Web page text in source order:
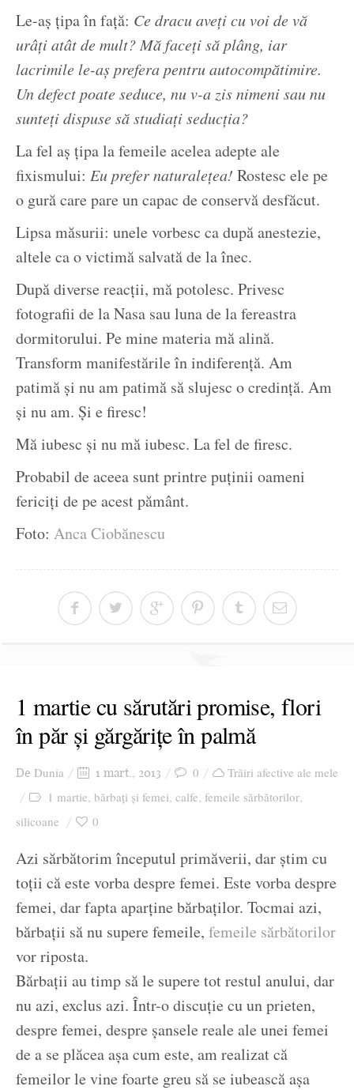
Le-aș țipa în față: Ce dracu aveți cu voi de vă
urâți atât de mult? Mă faceți să plâng, iar
lacrimile le-aș prefera pentru autocompătimire.
Un defect poate seduce, nu v-a zis nimeni sau nu
sunteți dispuse să studiați seducția?
La fel aș țipa la femeile acelea adepte ale
fixismului: Eu prefer naturalețea! Rostesc ele pe
o gură care pare un capac de conservă desfăcut.
Lipsa măsurii: unele vorbesc ca după anestezie,
altele ca o victimă salvată de la înec.
După diverse reacții, mă potolesc. Privesc
fotografii de la Nasa sau luna de la fereastra
dormitorului. Pe mine materia mă alină.
Transform manifestările în indiferență. Am
patimă și nu am patimă să slujesc o credință. Am
și nu am. Și e firesc!
Mă iubesc și nu mă iubesc. La fel de firesc.
Probabil de aceea sunt printre puținii oameni
fericiți de pe acest pământ.
Foto: Anca Ciobănescu
1 martie cu sărutări promise, flori
în păr și gărgărițe în palmă
De Dunia 1 mart., 2013 0
Trăiri afective ale mele
1 martie bărbați și femei calfe femeile sărbătorilor
silicoane 0
Azi sărbătorim începutul primăverii, dar știm cu
toții că este vorba despre femei. Este vorba despre
femei, dar fapta aparține bărbaților. Tocmai azi,
bărbații să nu supere femeile, femeile sărbătorilor
vor riposta.
Bărbații au timp să le supere tot restul anului, dar
nu azi, exclus azi. Într-o discuție cu un prieten,
despre femei, despre șansele reale ale unei femei
de a se plăcea așa cum este, am realizat că
femeilor le vine foarte greu să se iubească așa